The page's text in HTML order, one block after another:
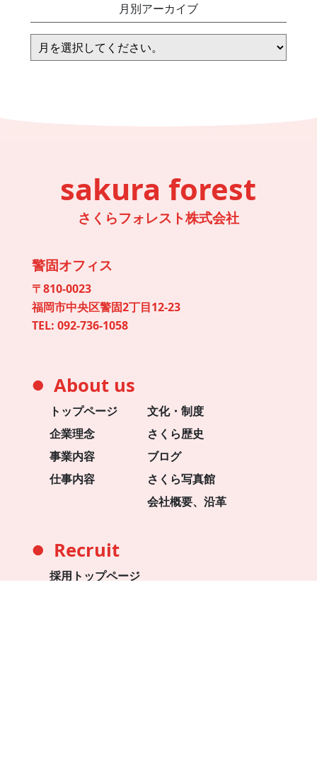
月別アーカイブ
sakura forest
さくらフォレスト株式会社
警固オフィス
〒810-0023
福岡市中央区警固2丁目12-23
TEL: 092-736-1058
● About us
トップページ
企業理念
事業内容
仕事内容
文化・制度
さくら歴史
ブログ
さくら写真館
会社概要、沿革
● Recruit
採用トップページ